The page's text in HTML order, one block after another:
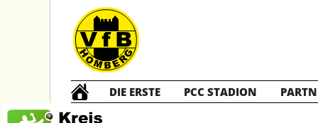
DIE ERSTE PCC STADION